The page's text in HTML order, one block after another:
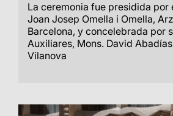
La ceremonia fue presidida por
Joan Josep Omella i Omella,
Barcelona, y concelebrada por
Auxiliares, Mons. David
Vilanova